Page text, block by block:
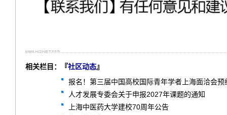
相关栏目：『社区动态』
报名！第三届中国高校国际青年学者上海面洽会预
人才发展专委会关于申报2027年课题的通知
上海中医药大学建校70周年公告